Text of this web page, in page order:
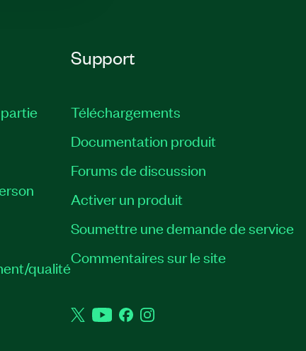
qualité
Support
Téléchargements
Documentation produit
Forums de discussion
Activer un produit
Soumettre une demande de service
Commentaires sur le site
TwitterYouTubeFacebookInstagram